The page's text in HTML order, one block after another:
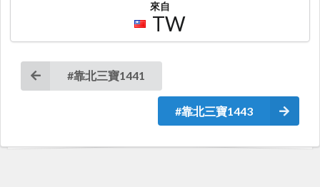
來自
TW
#靠北三寶1441
#靠北三寶1443